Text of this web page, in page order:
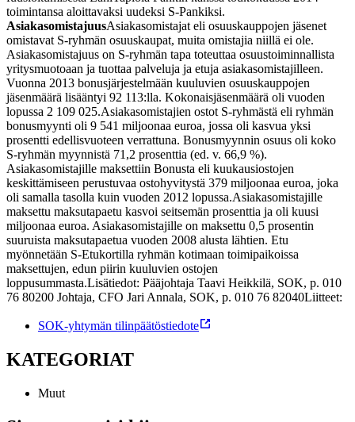
toimintansa aloittavaksi uudeksi S-Pankiksi.
AsiakasomistajuusAsiakasomistajat eli osuuskauppojen jäsenet
omistavat S-ryhmän osuuskaupat, muita omistajia niillä ei ole.
Asiakasomistajuus on S-ryhmän tapa toteuttaa osuustoiminnallista
yritysmuotoaan ja tuottaa palveluja ja etuja asiakasomistajilleen.
Vuonna 2013 bonusjärjestelmään kuuluvien osuuskauppojen
jäsenmäärä lisääntyi 92 113:lla. Kokonaisjäsenmäärä oli vuoden
lopussa 2 109 025.Asiakasomistajien ostot S-ryhmästä eli ryhmän
bonusmyynti oli 9 541 miljoonaa euroa, jossa oli kasvua yksi
prosentti edellisvuoteen verrattuna. Bonusmyynnin osuus oli koko
S-ryhmän myynnistä 71,2 prosenttia (ed. v. 66,9 %).
Asiakasomistajille maksettiin Bonusta eli kuukausiostojen
keskittämiseen perustuvaa ostohyvitystä 379 miljoonaa euroa, joka
oli samalla tasolla kuin vuoden 2012 lopussa.Asiakasomistajille
maksettu maksutapaetu kasvoi seitsemän prosenttia ja oli kuusi
miljoonaa euroa. Asiakasomistajille on maksettu 0,5 prosentin
suuruista maksutapaetua vuoden 2008 alusta lähtien. Etu
myönnetään S-Etukortilla ryhmän kotimaan toimipaikoissa
maksettujen, edun piirin kuuluvien ostojen
loppusummasta.Lisätiedot: Pääjohtaja Taavi Heikkilä, SOK, p. 010
76 80200 Johtaja, CFO Jari Annala, SOK, p. 010 76 82040Liitteet:
SOK-yhtymän tilinpäätöstiedote
KATEGORIAT
Muut